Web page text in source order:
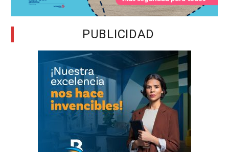
PUBLICIDAD